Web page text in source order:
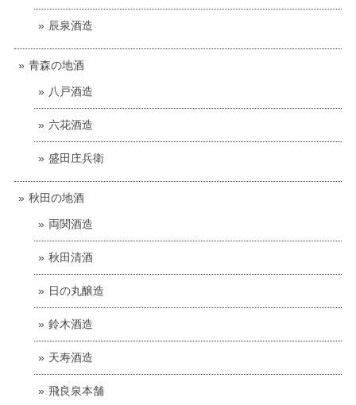
辰泉酒造
青森の地酒
八戸酒造
六花酒造
盛田庄兵衛
秋田の地酒
両関酒造
秋田清酒
日の丸醸造
鈴木酒造
天寿酒造
飛良泉本舗